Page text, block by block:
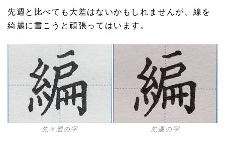
先週と比べても大差はないかもしれませんが、線を
綺麗に書こうと頑張ってはいます。
先々週の字 先週の字